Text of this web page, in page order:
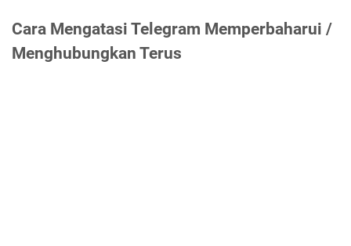
Cara Mengatasi Telegram Memperbaharui /
Menghubungkan Terus